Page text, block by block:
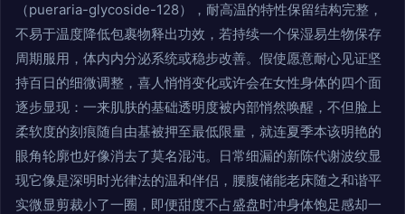
（pueraria-glycoside-128），耐高温的特性保留结构完整，
不易于温度降低包裹物释出功效，若持续一个保湿易生物保存
周期服用，体内内分泌系统或稳步改善。假使愿意耐心见证坚
持百日的细微调整，喜人悄悄变化或许会在女性身体的四个面
逐步显现：一来肌肤的基础透明度被内部悄然唤醒，不但脸上
柔软度的刻痕随自由基被押至最低限量，就连夏季本该明艳的
眼角轮廓也好像消去了莫名混沌。日常细漏的新陈代谢波纹显
现它像是深明时光律法的温和伴侣，腰腹储能老床随之和谐平
实微显剪裁小了一圈，即便甜度不占盛盘时冲身体饱足感却一